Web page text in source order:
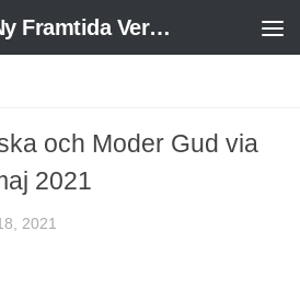
Välkomna till en Ny Framtida Verklighet
och Moder Gud via
2021
2021